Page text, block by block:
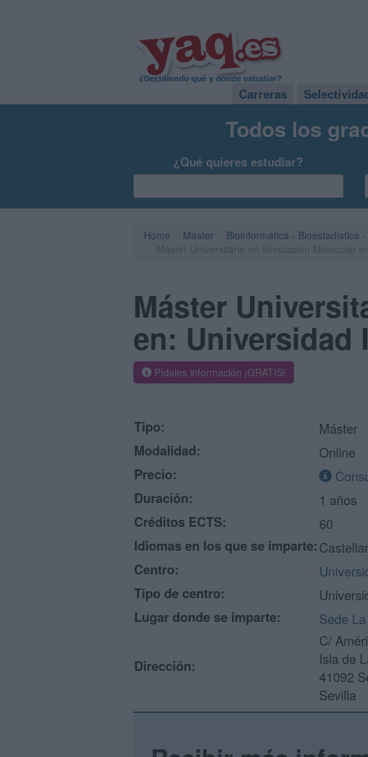
Carreras
Todos los
¿Qué quieres estudiar?
Home Máster Bioinformática - Bioestadística
Máster
en: Universidad
Pídeles información ¡GRATIS!
Tipo:
Máster
Modalidad:
Online
Precio:
Duración:
1 años
Créditos ECTS:
60
Idiomas en los que se imparte:
Centro:
Tipo de centro:
Lugar donde se imparte:
Sede
Dirección:
C/
Isla de
41092
Sevilla